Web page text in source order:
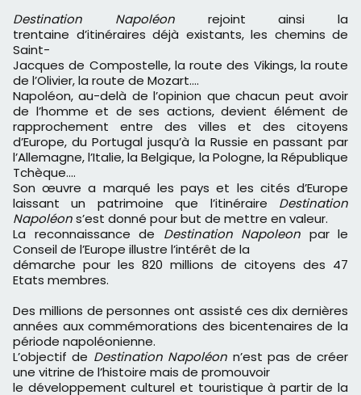
Destination Napoléonrejoint ainsi la
trentaine d’itinéraires déjà existants, les chemins de
Saint-
Jacques de Compostelle, la route des Vikings, la route
de l’Olivier, la route de Mozart....
Napoléon, au-delà de l’opinion que chacun peut avoir
de l’homme et de ses actions, devient élément de
rapprochement entre des villes et des citoyens
d’Europe, du Portugal jusqu’à la Russie en passant par
l’Allemagne, l’Italie, la Belgique, la Pologne, la République
Tchèque....
Son œuvre a marqué les pays et les cités d’Europe
laissant un patrimoine que l’itinéraire Destination
Napoléons’est donné pour but de mettre en valeur.
La reconnaissance de Destination Napoleon par le
Conseil de l’Europe illustre l’intérêt de la
démarche pour les 820 millions de citoyens des 47
Etats membres.
Des millions de personnes ont assisté ces dix dernières
années aux commémorations des bicentenaires de la
période napoléonienne.
L’objectif de Destination Napoléon n’est pas de créer
une vitrine de l’histoire mais de promouvoir
le développement culturel et touristique à partir de la